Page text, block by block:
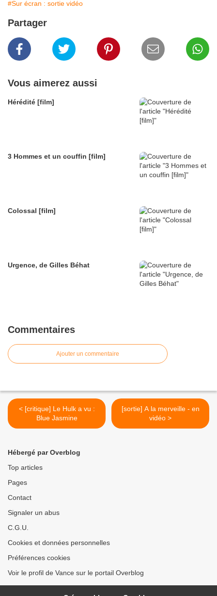
#Sur écran : sortie vidéo
Partager
Vous aimerez aussi
Hérédité [film]
3 Hommes et un couffin [film]
Colossal [film]
Urgence, de Gilles Béhat
Commentaires
Ajouter un commentaire
< [critique] Le Hulk a vu :
Blue Jasmine
[sortie] A la merveille - en
vidéo >
Hébergé par Overblog
Top articles
Pages
Contact
Signaler un abus
C.G.U.
Cookies et données personnelles
Préférences cookies
Voir le profil de Vance sur le portail Overblog